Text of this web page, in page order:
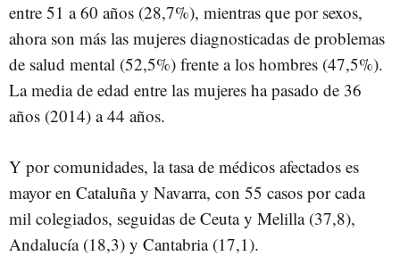
entre 51 a 60 años (28,7%), mientras que por sexos,
ahora son más las mujeres diagnosticadas de problemas
de salud mental (52,5%) frente a los hombres (47,5%).
La media de edad entre las mujeres ha pasado de 36
años (2014) a 44 años.
Y por comunidades, la tasa de médicos afectados es
mayor en Cataluña y Navarra, con 55 casos por cada
mil colegiados, seguidas de Ceuta y Melilla (37,8),
Andalucía (18,3) y Cantabria (17,1).